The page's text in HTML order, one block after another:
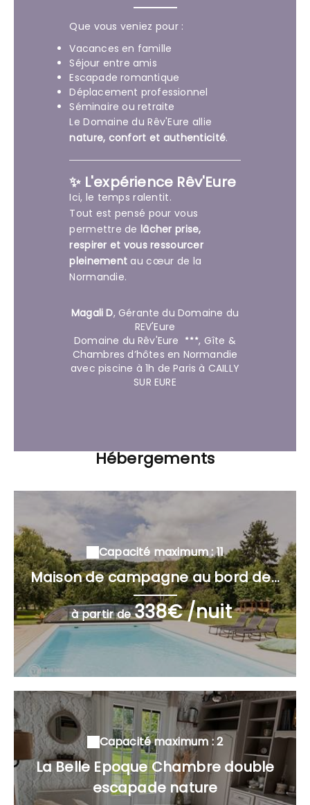
Que vous veniez pour :
Vacances en famille
Séjour entre amis
Escapade romantique
Déplacement professionnel
Séminaire ou retraite
Le Domaine du Rêv'Eure allie
nature, confort et authenticité.
✨ L'expérience Rêv'Eure
Ici, le temps ralentit.
Tout est pensé pour vous
permettre delâcher prise,
respirer et vous ressourcer
pleinement au cœur de la
Normandie.
Magali D, Gérante du Domaine du
REV'Eure
Domaine du Rêv'Eure
, Gîte &
Chambres d’hôtes en Normandie
avec piscine à 1h de Paris à CAILLY
SUR EURE
Hébergements
Capacité maximum : 11
Maison de campagne au bord de...
à partir de338€ /nuit
Capacité maximum : 2
La Belle Epoque Chambre double
escapade nature